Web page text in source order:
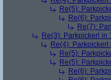
Re(5):
Re(6):
Re(7):
Re(3): Parkpickerl in
Re(4): Parkpickerl
Re(5):
Re(5):
Re(6):